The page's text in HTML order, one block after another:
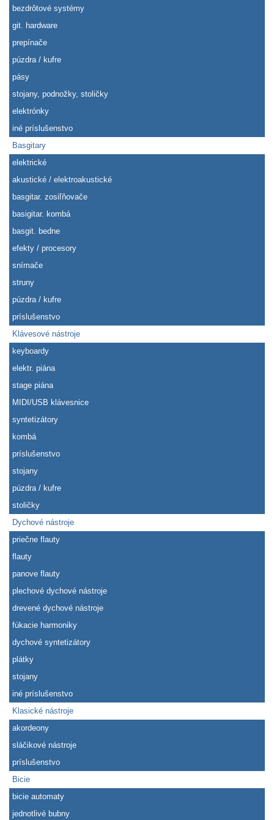
bezdrôtové systémy
git. hardware
prepínače
púzdra / kufre
pásy
stojany, podnožky, stoličky
elektrónky
iné príslušenstvo
Basgitary
elektrické
akustické / elektroakustické
basgitar. zosiľňovače
basigitar. kombá
basgit. bedne
efekty / procesory
snímače
struny
púzdra / kufre
príslušenstvo
Klávesové nástroje
keyboardy
elektr. piána
stage piána
MIDI/USB klávesnice
syntetizátory
kombá
príslušenstvo
stojany
púzdra / kufre
stoličky
Dychové nástroje
priečne flauty
flauty
panove flauty
plechové dychové nástroje
drevené dychové nástroje
fúkacie harmoniky
dychové syntetizátory
plátky
stojany
iné príslušenstvo
Klasické nástroje
akordeony
sláčikové nástroje
príslušenstvo
Bicie
bicie automaty
jednotlivé bubny